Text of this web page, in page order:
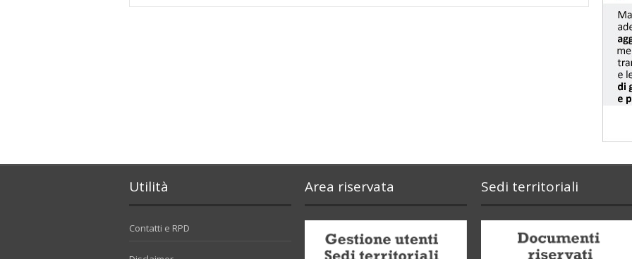
Utilità
Contatti e RPD
Area riservata Sedi territoriali